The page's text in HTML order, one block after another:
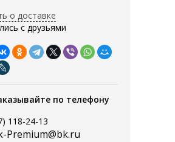
о доставке
с друзьями
по телефону
118-24-13
Premium@bk.ru